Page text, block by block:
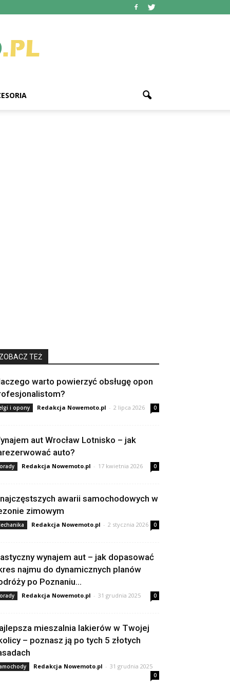
ZOBACZ TEŻ
warto powierzyć obsługę opon
i opony Redakcja Nowemoto.pl - 2 lipca 2026 0
aut Wrocław Lotnisko – jak
auto?
Redakcja Nowemoto.pl - 17 kwietnia 2026 0
awarii samochodowych w
zimowym
Redakcja Nowemoto.pl - 2 stycznia 2026 0
wynajem aut – jak dopasować
najmu do dynamicznych planów
po Poznaniu...
Redakcja Nowemoto.pl - 31 grudnia 2025 0
mieszalnia lakierów w Twojej
– poznasz ją po tych 5 złotych
Redakcja Nowemoto.pl - 31 grudnia 2025
0